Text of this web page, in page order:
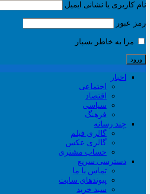
نام کاربری یا نشانی ایمیل
رمز عبور
مرا به خاطر بسپار
اخبار
اجتماعی
اقتصاد
سیاسی
فرهنگ
چند رسانه
گالری فیلم
گالری عکس
حساب مشتری
دسترسی سریع
تماس با ما
پیوندهای سایت
سبد خريد